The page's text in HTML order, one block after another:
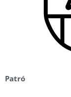
Patró